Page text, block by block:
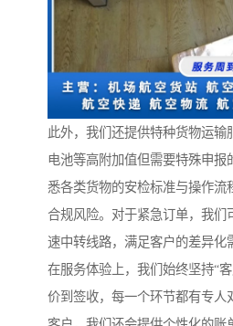
此外，我们还提供特种货物运输
电池等高附加值但需要特殊申报
悉各类货物的安检标准与操作流
合规风险。对于紧急订单，我们
速中转线路，满足客户的差异化
在服务体验上，我们始终坚持“
价到签收，每一个环节都有专人